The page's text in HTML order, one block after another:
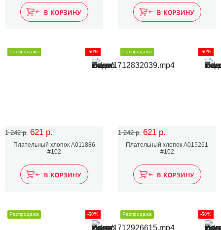
1 242 р. 621 р.
-50%
Распродажа
Плательный хлопок А011886
#102
1 242 р. 621 р.
-50%
Распродажа
Плательный хлопок А015261
#102
-50%
Распродажа -50%
Распродажа